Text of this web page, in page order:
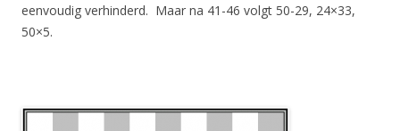
eenvoudig verhinderd. Maar na 41-46 volgt 50-29, 24×33,
50×5.